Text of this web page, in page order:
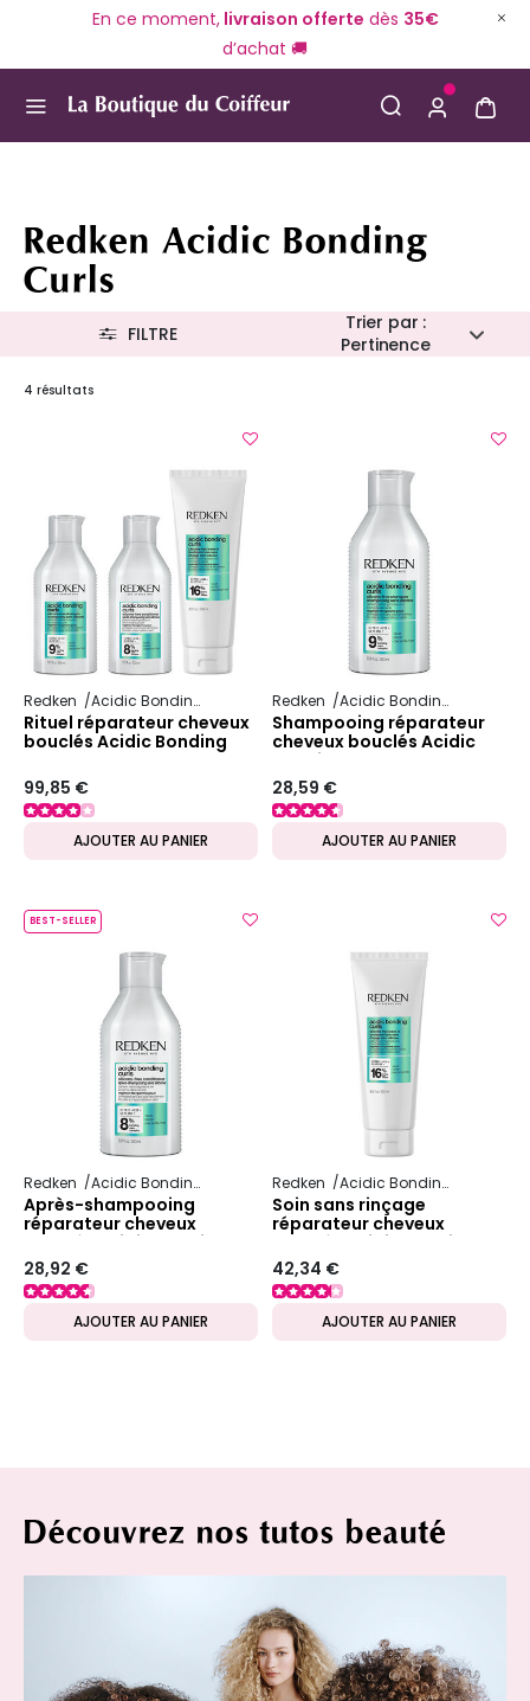
En ce moment,livraison offerte dès 35€
d’achat 🚚
Redken Acidic Bonding
Curls
Trier par :
Pertinence
FILTRE
4 résultats
Redken Acidic Bonding Curls
Rituel réparateur cheveux
bouclés Acidic Bonding
99,85 €
AJOUTER AU PANIER
Redken Acidic Bonding Curls
Shampooing réparateur
cheveux bouclés Acidic
Bonding Curls
28,59 €
AJOUTER AU PANIER
BEST-SELLER
Redken Acidic Bonding Curls
Après-shampooing
réparateur cheveux
bouclés Acidic Bonding
Curls
28,92 €
AJOUTER AU PANIER
Redken Acidic Bonding Curls
Soin sans rinçage
réparateur cheveux
bouclés Acidic Bonding
Curls
42,34 €
AJOUTER AU PANIER
Découvrez nos tutos beauté